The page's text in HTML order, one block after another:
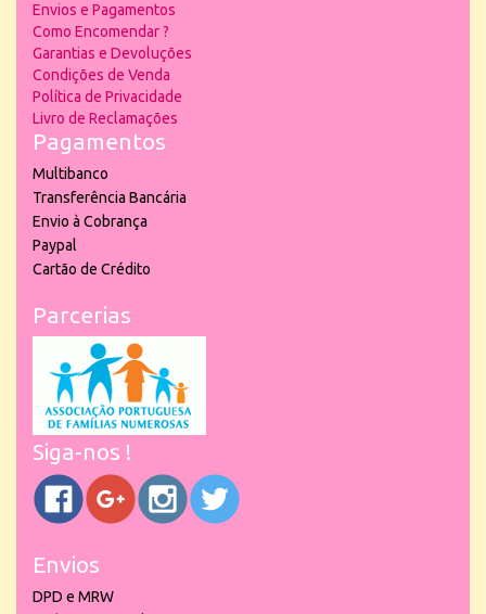
Envios e Pagamentos
Como Encomendar ?
Garantias e Devoluções
Condições de Venda
Política de Privacidade
Livro de Reclamações
Pagamentos
Multibanco
Transferência Bancária
Envio à Cobrança
Paypal
Cartão de Crédito
Parcerias
Siga-nos !
Envios
DPD e MRW